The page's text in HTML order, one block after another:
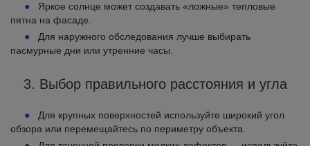
Яркое солнце может создавать «ложные» тепловые
пятна на фасаде.
Для наружного обследования лучше выбирать
пасмурные дни или утренние часы.
3. Выбор правильного расстояния и угла
Для крупных поверхностей используйте широкий угол
обзора или перемещайтесь по периметру объекта.